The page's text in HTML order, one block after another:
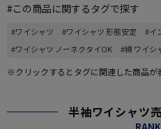
#この商品に関するタグで探す
#ワイシャツ #ワイシャツ 形態安定 #イ
#ワイシャツ ノーネクタイOK
#綿 ワイシ
※クリックするとタグに関連した商品が
半袖ワイシャツ